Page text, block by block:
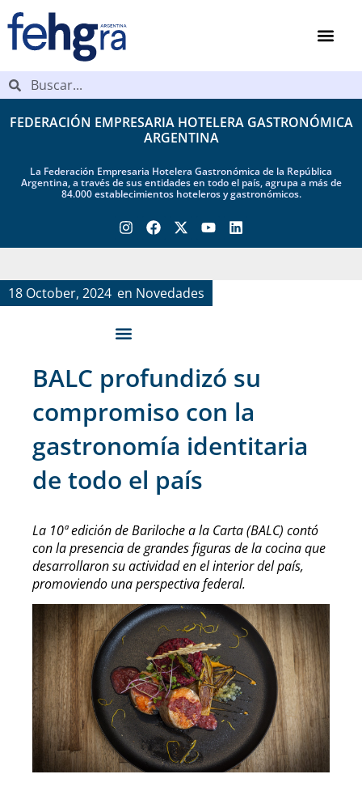
FEDERACIÓN EMPRESARIA HOTELERA GASTRONÓMICA
ARGENTINA
La Federación Empresaria Hotelera Gastronómica de la República
Argentina, a través de sus entidades en todo el país, agrupa a más de
84.000 establecimientos hoteleros y gastronómicos.
18 October, 2024 en Novedades
BALC profundizó su
compromiso con la
gastronomía identitaria
de todo el país
La 10ª edición de Bariloche a la Carta (BALC) contó
con la presencia de grandes figuras de la cocina que
desarrollaron su actividad en el interior del país,
promoviendo una perspectiva federal.